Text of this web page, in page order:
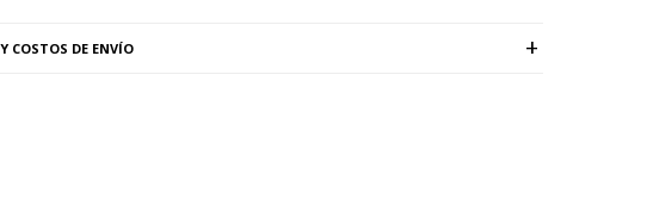
COSTOS DE ENVÍO